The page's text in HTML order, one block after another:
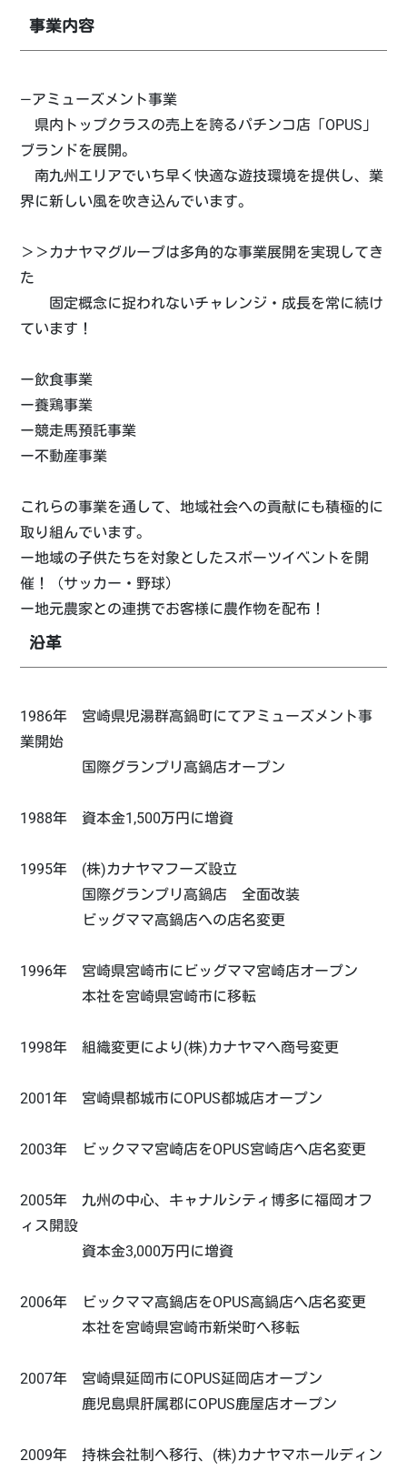
事業内容
―アミューズメント事業
県内トップクラスの売上を誇るパチンコ店「OPUS」
ブランドを展開。
南九州エリアでいち早く快適な遊技環境を提供し、業
界に新しい風を吹き込んでいます。
＞＞カナヤマグループは多角的な事業展開を実現してき
た
固定概念に捉われないチャレンジ・成長を常に続け
ています！
ー飲食事業
ー養鶏事業
ー競走馬預託事業
ー不動産事業
これらの事業を通して、地域社会への貢献にも積極的に
取り組んでいます。
ー地域の子供たちを対象としたスポーツイベントを開
催！（サッカー・野球）
ー地元農家との連携でお客様に農作物を配布！
沿革
1986年 宮崎県児湯群高鍋町にてアミューズメント事
業開始
国際グランプリ高鍋店オープン
1988年 資本金1,500万円に増資
1995年 (株)カナヤマフーズ設立
国際グランプリ高鍋店 全面改装
ビッグママ高鍋店への店名変更
1996年 宮崎県宮崎市にビッグママ宮崎店オープン
本社を宮崎県宮崎市に移転
1998年 組織変更により(株)カナヤマへ商号変更
2001年 宮崎県都城市にOPUS都城店オープン
2003年 ビックママ宮崎店をOPUS宮崎店へ店名変更
2005年 九州の中心、キャナルシティ博多に福岡オフ
ィス開設
資本金3,000万円に増資
2006年 ビックママ高鍋店をOPUS高鍋店へ店名変更
本社を宮崎県宮崎市新栄町へ移転
2007年 宮崎県延岡市にOPUS延岡店オープン
鹿児島県肝属郡にOPUS鹿屋店オープン
2009年 持株会社制へ移行、(株)カナヤマホールディン